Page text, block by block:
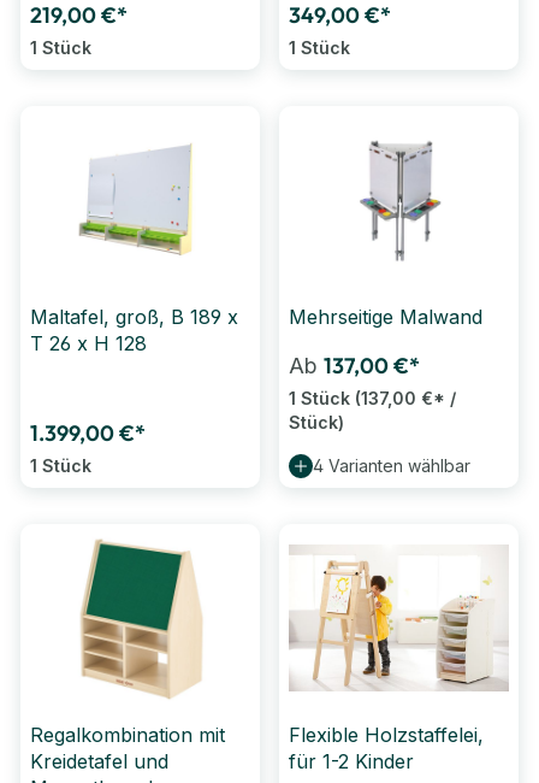
219,00 €*
1 Stück
349,00 €*
1 Stück
Maltafel, groß, B 189 x
T 26 x H 128
1.399,00 €*
1 Stück
Mehrseitige Malwand
Ab 137,00 €*
1 Stück (137,00 €* /
Stück)
4 Varianten wählbar
Regalkombination mit
Kreidetafel und
Flexible Holzstaffelei,
für 1-2 Kinder